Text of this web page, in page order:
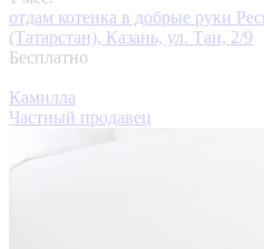
отдам котенка в добрые руки
(Татарстан), Казань, ул. Тан, 2/9
Бесплатно
Камилла
Частный продавец